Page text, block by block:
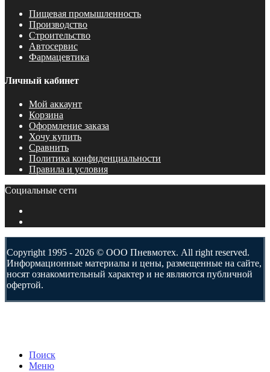
Пищевая промышленность
Производство
Строительство
Автосервис
Фармацевтика
Личный кабинет
Мой аккаунт
Корзина
Оформление заказа
Хочу купить
Сравнить
Политика конфиденциальности
Правила и условия
Социальные сети
Copyright 1995 - 2026 © ООО Пневмотех. All right reserved.
Информационные материалы и цены, размещенные на сайте,
носят ознакомительный характер и не являются публичной
офертой.
Поиск
Меню